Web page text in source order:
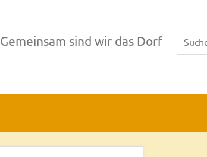
Gemeinsam sind wir das Dorf